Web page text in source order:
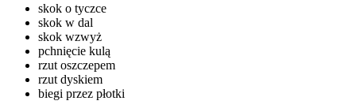
skok o tyczce
skok w dal
skok wzwyż
pchnięcie kulą
rzut oszczepem
rzut dyskiem
biegi przez płotki